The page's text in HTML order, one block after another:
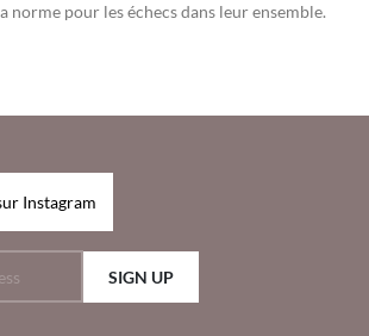
norme pour les échecs dans leur ensemble.
Instagram
SIGN UP